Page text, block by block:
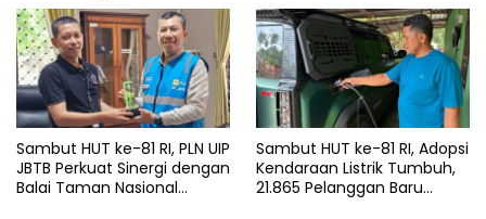
Sambut HUT ke-81 RI, PLN UIP
JBTB Perkuat Sinergi dengan
Balai Taman Nasional
Sambut HUT ke-81 RI, Adopsi
Kendaraan Listrik Tumbuh,
21.865 Pelanggan Baru